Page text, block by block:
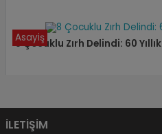
8 Çocuklu Zırh Delindi: 60
Asayiş
İLETİŞİM